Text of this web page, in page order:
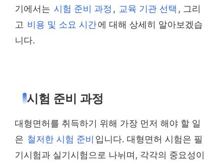
기에서는 시험 준비 과정 , 교육 기관 선택 , 그리
고 비용 및 소요 시간에 대해 상세히 알아보겠습
니다.
시험 준비 과정
대형면허를 취득하기 위해 가장 먼저 해야 할 일
은 철저한 시험 준비 입니다. 대형면허 시험은 필
기시험과 실기시험으로 나뉘며, 각각의 중요성이